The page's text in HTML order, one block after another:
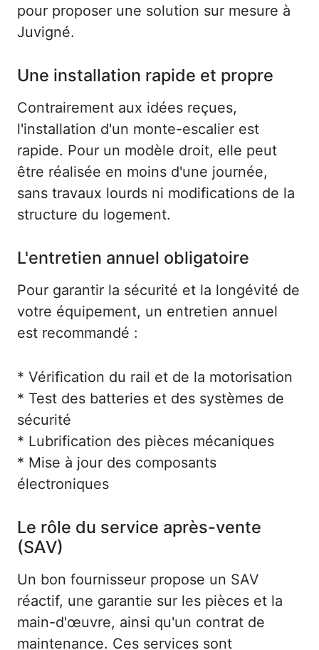
pour proposer une solution sur mesure à
Juvigné.
Une installation rapide et propre
Contrairement aux idées reçues,
l'installation d'un monte-escalier est
rapide. Pour un modèle droit, elle peut
être réalisée en moins d'une journée,
sans travaux lourds ni modifications de la
structure du logement.
L'entretien annuel obligatoire
Pour garantir la sécurité et la longévité de
votre équipement, un entretien annuel
est recommandé :
* Vérification du rail et de la motorisation
* Test des batteries et des systèmes de
sécurité
* Lubrification des pièces mécaniques
* Mise à jour des composants
électroniques
Le rôle du service après-vente
(SAV)
Un bon fournisseur propose un SAV
réactif, une garantie sur les pièces et la
main-d'œuvre, ainsi qu'un contrat de
maintenance. Ces services sont